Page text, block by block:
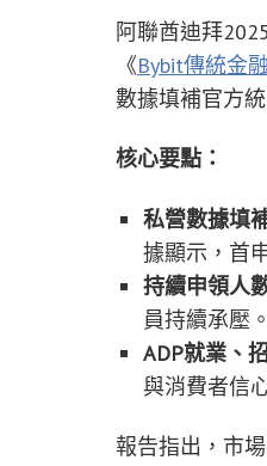
阿聯酋迪拜
《Bybit傳統金
數據填補官方
核心要點：
私營數據填
據顯示，首
持續申領人
員持續承壓。
ADP就業、
與消費者信
報告指出，市